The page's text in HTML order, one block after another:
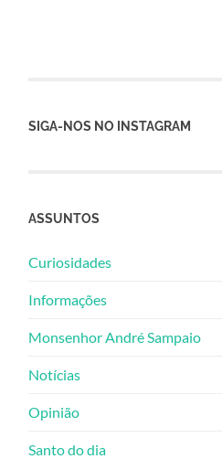
SIGA-NOS NO INSTAGRAM
ASSUNTOS
Curiosidades
Informações
Monsenhor André Sampaio
Notícias
Opinião
Santo do dia